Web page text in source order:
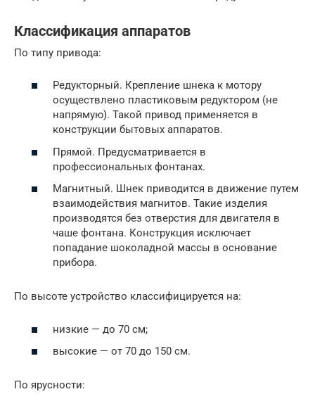
Классификация аппаратов
По типу привода:
Редукторный. Крепление шнека к мотору
осуществлено пластиковым редуктором (не
напрямую). Такой привод применяется в
конструкции бытовых аппаратов.
Прямой. Предусматривается в
профессиональных фонтанах.
Магнитный. Шнек приводится в движение путем
взаимодействия магнитов. Такие изделия
производятся без отверстия для двигателя в
чаше фонтана. Конструкция исключает
попадание шоколадной массы в основание
прибора.
По высоте устройство классифицируется на:
низкие — до 70 см;
высокие — от 70 до 150 см.
По ярусности: